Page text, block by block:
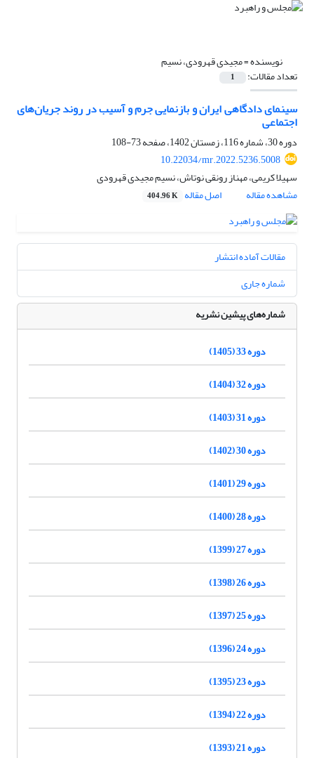
نویسنده =مجیدی قهرودی، نسیم
تعداد مقالات: 1
سینمای دادگاهی ایران و بازنمایی جرم و آسیب در روند جریان‌های
اجتماعی
دوره 30، شماره 116، زمستان 1402، صفحه
73-108
10.22034/mr.2022.5236.5008
سهیلا کریمی، مهناز رونقی نوتاش، نسیم مجیدی قهرودی
مشاهده مقاله
اصل مقاله 404.96 K
مقالات آماده انتشار
شماره جاری
شماره‌های پیشین نشریه
دوره 33 (1405)
دوره 32 (1404)
دوره 31 (1403)
دوره 30 (1402)
دوره 29 (1401)
دوره 28 (1400)
دوره 27 (1399)
دوره 26 (1398)
دوره 25 (1397)
دوره 24 (1396)
دوره 23 (1395)
دوره 22 (1394)
دوره 21 (1393)